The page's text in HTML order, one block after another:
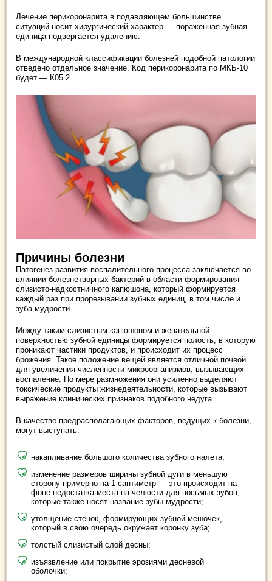
Лечение перикоронарита в подавляющем большинстве
ситуаций носит хирургический характер — пораженная зубная
единица подвергается удалению.
В международной классификации болезней подобной патологии
отведено отдельное значение. Код перикоронарита по МКБ-10
будет — К05.2.
Причины болезни
Патогенез развития воспалительного процесса заключается во
влиянии болезнетворных бактерий в области формирования
слизисто-надкостничного капюшона, который формируется
каждый раз при прорезывании зубных единиц, в том числе и
зуба мудрости.
Между таким слизистым капюшоном и жевательной
поверхностью зубной единицы формируется полость, в которую
проникают частики продуктов, и происходит их процесс
брожения. Такое положение вещей является отличной почвой
для увеличения численности микроорганизмов, вызывающих
воспаление. По мере размножения они усиленно выделяют
токсические продукты жизнедеятельности, которые вызывают
выражение клинических признаков подобного недуга.
В качестве предрасполагающих факторов, ведущих к болезни,
могут выступать:
накапливание большого количества зубного налета;
изменение размеров ширины зубной дуги в меньшую
сторону примерно на 1 сантиметр — это происходит на
фоне недостатка места на челюсти для восьмых зубов,
которые также носят название зубы мудрости;
утолщение стенок, формирующих зубной мешочек,
который в свою очередь окружает коронку зуба;
толстый слизистый слой десны;
изъязвление или покрытие эрозиями десневой
оболочки;